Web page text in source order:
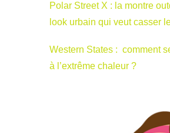
Polar Street X : la montre
look urbain qui veut casser
Western States : comment
à l’extrême chaleur ?